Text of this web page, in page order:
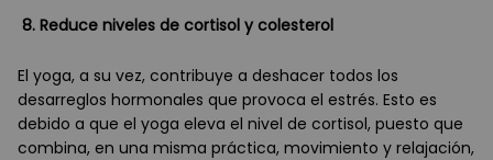
8. Reduce niveles de cortisol y colesterol
El yoga, a su vez, contribuye a deshacer todos los
desarreglos hormonales que provoca el estrés. Esto es
debido a que el yoga eleva el nivel de cortisol, puesto que
combina, en una misma práctica, movimiento y relajación,